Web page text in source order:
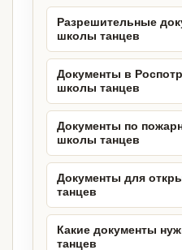
Разрешительные
школы танцев
Документы в
школы танцев
Документы по
школы танцев
Документы для
танцев
Какие документы
танцев